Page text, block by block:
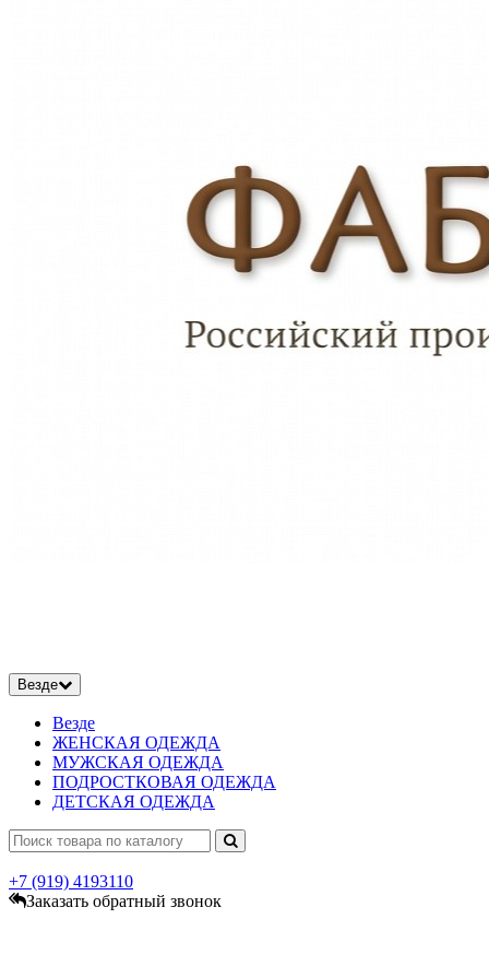
Везде
Везде
ЖЕНСКАЯ ОДЕЖДА
МУЖСКАЯ ОДЕЖДА
ПОДРОСТКОВАЯ ОДЕЖДА
ДЕТСКАЯ ОДЕЖДА
+7 (919) 4193110
Заказать обратный звонок